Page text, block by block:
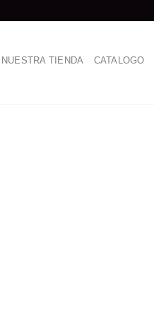
NUESTRA TIENDA CATALOGO